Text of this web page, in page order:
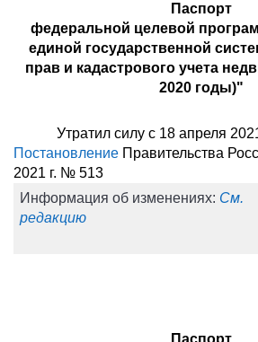
Паспорт
федеральной целевой
единой государственной
прав и кадастрового учета
2020 годы)"
Утратил силу с 18 апреля
Постановление Правительства
2021 г. № 513
Информация об изменениях: См.
редакцию
Паспорт